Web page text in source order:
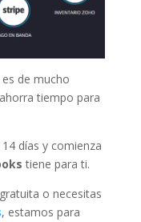
es de mucho
tiempo para
días y comienza
tiene para ti.
o necesitas
, estamos para